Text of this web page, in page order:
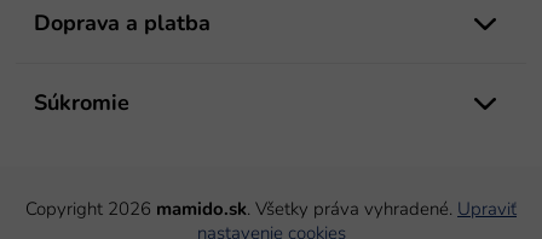
Doprava a platba
Súkromie
Copyright 2026 mamido.sk. Všetky práva vyhradené. Upraviť
nastavenie cookies